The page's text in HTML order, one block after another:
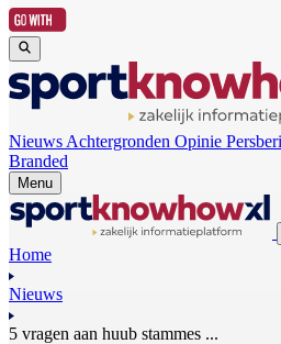
Nieuws Achtergronden Opinie
Branded
Menu
Home
Nieuws
5 vragen aan huub stammes ...